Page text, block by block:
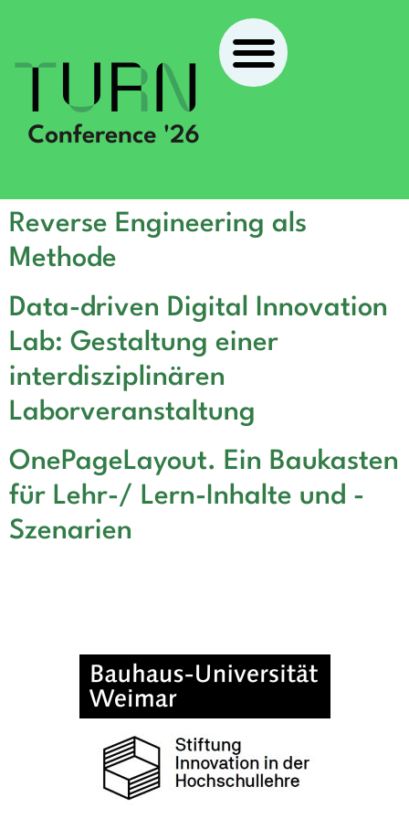
Reverse Engineering als
Methode
Data-driven Digital Innovation
Lab: Gestaltung einer
interdisziplinären
Laborveranstaltung
OnePageLayout. Ein Baukasten
für Lehr-/ Lern-Inhalte und -
Szenarien